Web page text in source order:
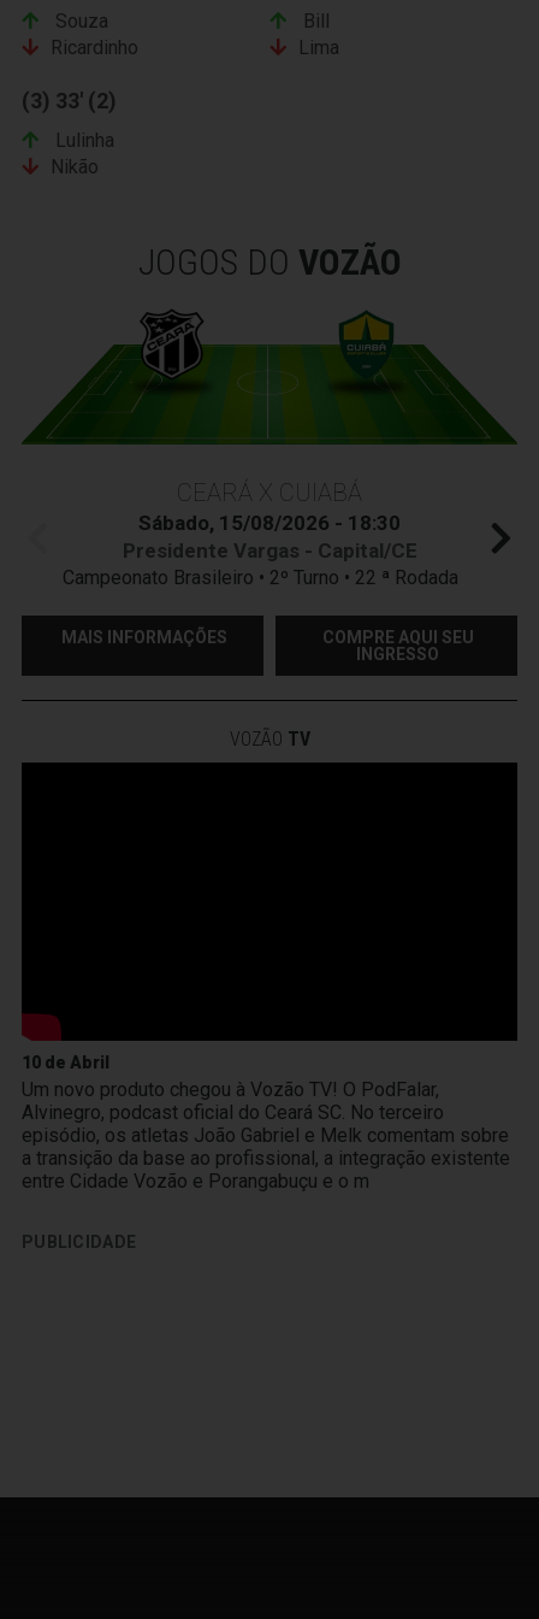
Souza
Ricardinho
Bill
Lima
(3) 33' (2)
Lulinha
Nikão
JOGOS DO VOZÃO
CEARÁ X CUIABÁ
Sábado, 15/08/2026 - 18:30
Presidente Vargas - Capital/CE
Campeonato Brasileiro • 2º Turno • 22 ª Rodada
MAIS INFORMAÇÕES
COMPRE AQUI SEU
INGRESSO
VOZÃO TV
10 de Abril
Um novo produto chegou à Vozão TV! O PodFalar,
Alvinegro, podcast oficial do Ceará SC. No terceiro
episódio, os atletas João Gabriel e Melk comentam sobre
a transição da base ao profissional, a integração existente
entre Cidade Vozão e Porangabuçu e o m
PUBLICIDADE